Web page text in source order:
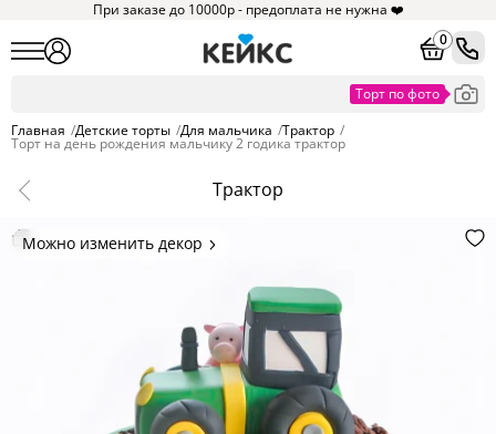
При заказе до 10000р - предоплата не нужна ❤️
0
Главная /Детские торты /Для мальчика /Трактор /
Торт на день рождения мальчику 2 годика трактор
Трактор
Можно изменить декор